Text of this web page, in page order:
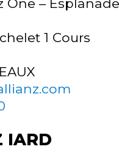
1 Cours
IARD